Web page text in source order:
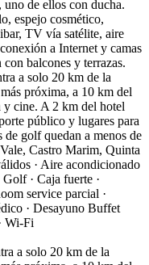
uno de ellos con ducha.
espejo cosmético,
TV vía satélite, aire
a Internet y camas
balcones y terrazas.
a solo 20 km de la
próxima, a 10 km del
y cine. A 2 km del hotel
público y lugares para
golf quedan a menos de
Castro Marim, Quinta
· Aire acondicionado
· Caja fuerte ·
service parcial ·
· Desayuno Buffet
Wi-Fi
a solo 20 km de la